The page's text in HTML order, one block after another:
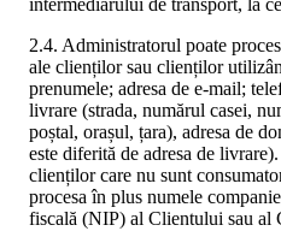
intermediarului de transport, la
2.4. Administratorul poate
ale clienților sau clienților
prenumele; adresa de e-mail;
livrare (strada, numărul casei,
poștal, orașul, țara), adresa de
este diferită de adresa de
clienților care nu sunt
procesa în plus numele
fiscală (NIP) al Clientului sau al